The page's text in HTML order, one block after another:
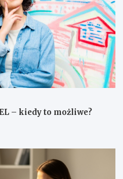
– kiedy to możliwe?